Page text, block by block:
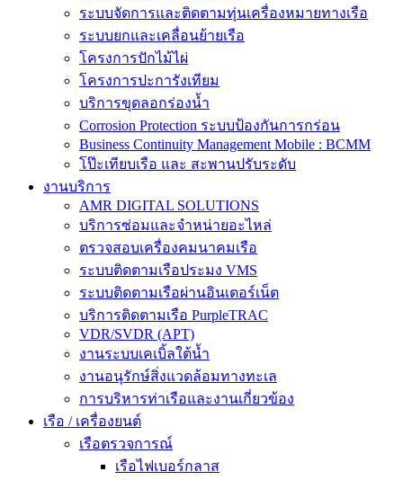
ระบบจัดการและติดตามทุ่นเครื่องหมายทางเรือ
ระบบยกและเคลื่อนย้ายเรือ
โครงการปักไม้ไผ่
โครงการปะการังเทียม
บริการขุดลอกร่องน้ำ
Corrosion Protection ระบบป้องกันการกร่อน
Business Continuity Management Mobile : BCMM
โป๊ะเทียบเรือ และ สะพานปรับระดับ
งานบริการ
AMR DIGITAL SOLUTIONS
บริการซ่อมและจำหน่ายอะไหล่
ตรวจสอบเครื่องคมนาคมเรือ
ระบบติดตามเรือประมง VMS
ระบบติดตามเรือผ่านอินเตอร์เน็ต
บริการติดตามเรือ PurpleTRAC
VDR/SVDR (APT)
งานระบบเคเบิ้ลใต้น้ำ
งานอนุรักษ์สิ่งแวดล้อมทางทะเล
การบริหารท่าเรือและงานเกี่ยวข้อง
เรือ / เครื่องยนต์
เรือตรวจการณ์
เรือไฟเบอร์กลาส